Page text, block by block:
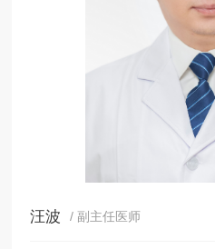
汪波 / 副主任医师